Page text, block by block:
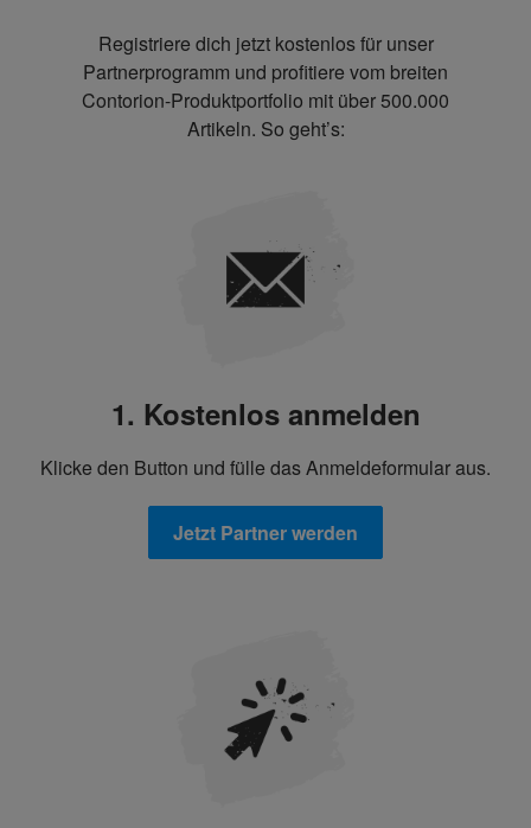
Registriere dich jetzt kostenlos für unser
Partnerprogramm und profitiere vom breiten
Contorion-Produktportfolio mit über 500.000
Artikeln. So geht’s:
1. Kostenlos anmelden
Klicke den Button und fülle das Anmeldeformular aus.
Jetzt Partner werden